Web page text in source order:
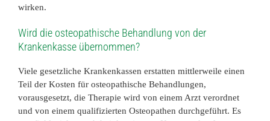
wirken.
Wird die osteopathische Behandlung von der
Krankenkasse übernommen?
Viele gesetzliche Krankenkassen erstatten mittlerweile einen
Teil der Kosten für osteopathische Behandlungen,
vorausgesetzt, die Therapie wird von einem Arzt verordnet
und von einem qualifizierten Osteopathen durchgeführt. Es